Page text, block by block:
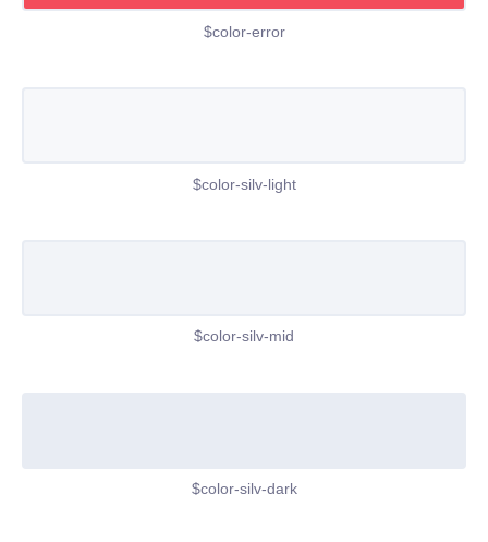
$color-error
$color-silv-light
$color-silv-mid
$color-silv-dark